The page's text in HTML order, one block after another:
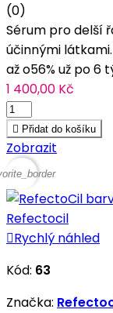
(0)
Sérum pro delší
účinnými
až o56% už po 6
1 400,00 Kč
 Přidat do košíku
Zobrazit
Rychlý náhled
Kód: 63
Značka: